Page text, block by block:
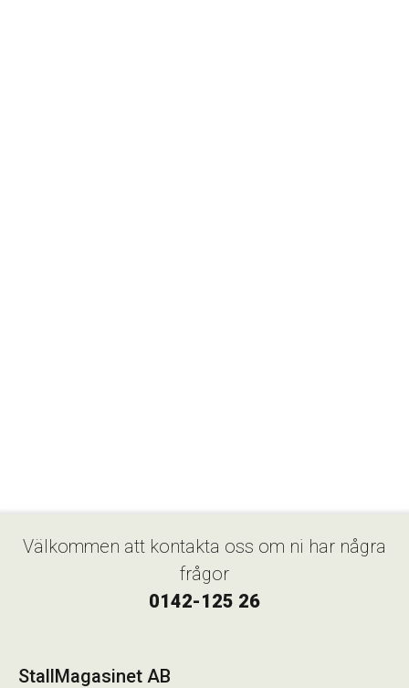
Välkommen att kontakta oss om ni har några
frågor
0142-125 26
StallMagasinet AB